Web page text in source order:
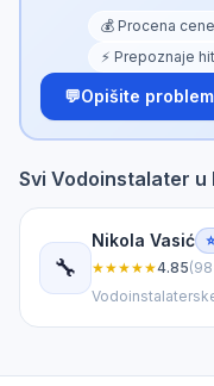
💰 Procena
⚡ Prepoznaje
💬Opišite problem
Majstoriša AI
Opisite problem za
Vidim da tražite
Opišite mi tačno
Svi Vodoinstalater u
🔧
Nikola Vasić
★★★★★4.85